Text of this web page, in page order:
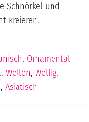
Schnörkel und
kreieren.
, Ornamental,
,Wellen,Wellig,
,Asiatisch